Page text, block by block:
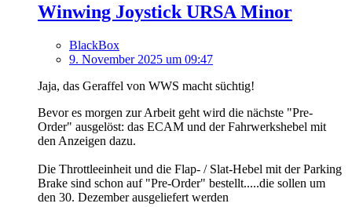
Winwing Joystick URSA Minor
BlackBox
9. November 2025 um 09:47
Jaja, das Geraffel von WWS macht süchtig!
Bevor es morgen zur Arbeit geht wird die nächste "Pre-
Order" ausgelöst: das ECAM und der Fahrwerkshebel mit
den Anzeigen dazu.
Die Throttleeinheit und die Flap- / Slat-Hebel mit der Parking
Brake sind schon auf "Pre-Order" bestellt.....die sollen um
den 30. Dezember ausgeliefert werden